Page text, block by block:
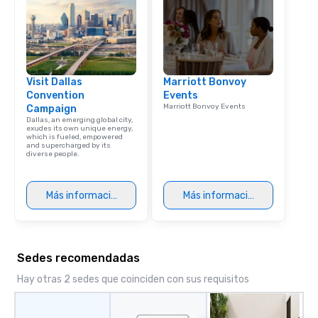
Dining When meeting
corporate group
Smacking Foodie
group is assured a
experience with three
signature dishes at
person with tax and
at various stops. Build Your Network
Our exclusive
place at multiple
walking in between,
countless
Visit Dallas
Convention
Campaign
Dallas, an emerging global city,
exudes its own unique energy,
which is fueled, empowered
and supercharged by its
diverse people.
Más información
Marriott Bonvoy
Events
Marriott Bonvoy Events
Más información
Sedes recomendadas
Hay otras 2 sedes que coinciden con sus requisitos